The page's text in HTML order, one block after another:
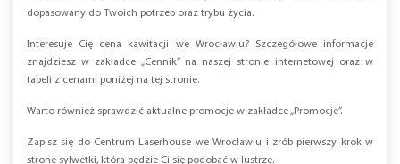
dopasowany do Twoich potrzeb oraz trybu życia.
Interesuje Cię cena kawitacji we Wrocławiu? Szczegółowe informacje
znajdziesz w zakładce „Cennik” na naszej stronie internetowej oraz w
tabeli z cenami poniżej na tej stronie.
Warto również sprawdzić aktualne promocje w zakładce „Promocje”.
Zapisz się do Centrum Laserhouse we Wrocławiu i zrób pierwszy krok w
stronę sylwetki, która będzie Ci się podobać w lustrze.